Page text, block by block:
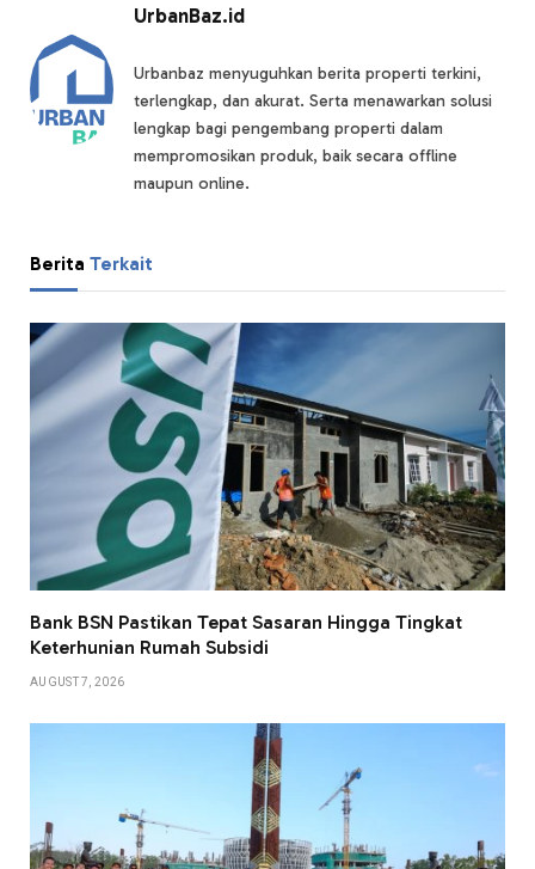
UrbanBaz.id
Urbanbaz menyuguhkan berita properti terkini,
terlengkap, dan akurat. Serta menawarkan solusi
lengkap bagi pengembang properti dalam
mempromosikan produk, baik secara offline
maupun online.
Berita Terkait
Bank BSN Pastikan Tepat Sasaran Hingga Tingkat
Keterhunian Rumah Subsidi
AUGUST 7, 2026